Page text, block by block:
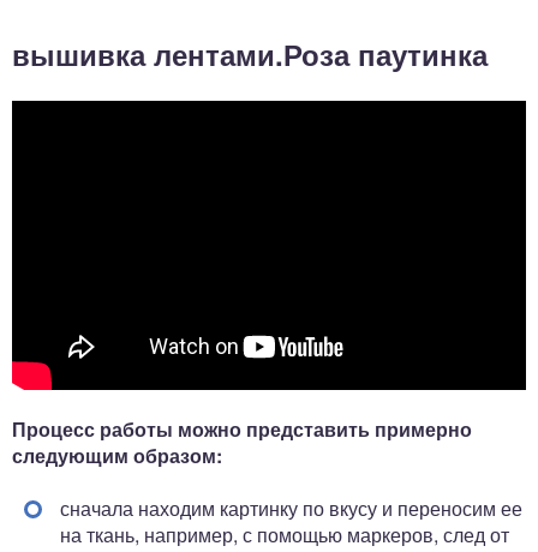
вышивка лентами.Роза паутинка
Процесс работы можно представить примерно
следующим образом:
сначала находим картинку по вкусу и переносим ее
на ткань, например, с помощью маркеров, след от